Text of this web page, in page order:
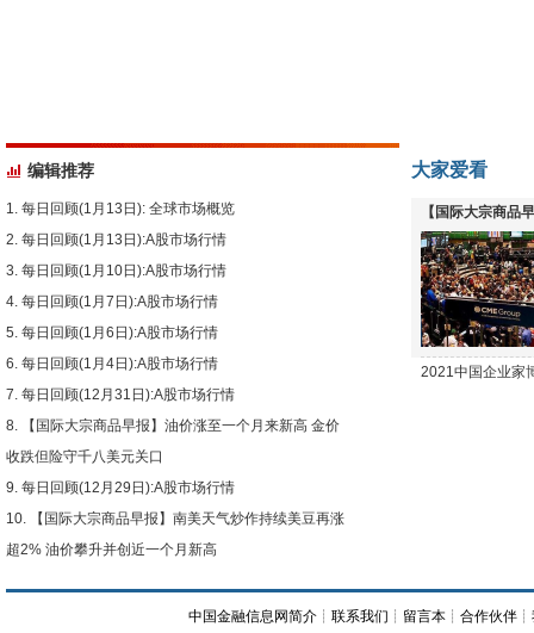
编辑推荐
每日回顾(1月13日): 全球市场概览
每日回顾(1月13日):A股市场行情
每日回顾(1月10日):A股市场行情
每日回顾(1月7日):A股市场行情
每日回顾(1月6日):A股市场行情
每日回顾(1月4日):A股市场行情
每日回顾(12月31日):A股市场行情
【国际大宗商品早报】油价涨至一个月来新高 金价
收跌但险守千八美元关口
每日回顾(12月29日):A股市场行情
【国际大宗商品早报】南美天气炒作持续美豆再涨
超2% 油价攀升并创近一个月新高
大家爱看
【国际大宗商品
下跌
2021中国企业家
中国金融信息网简介 ┊联系我们 ┊ 留言本 ┊合作伙伴 ┊